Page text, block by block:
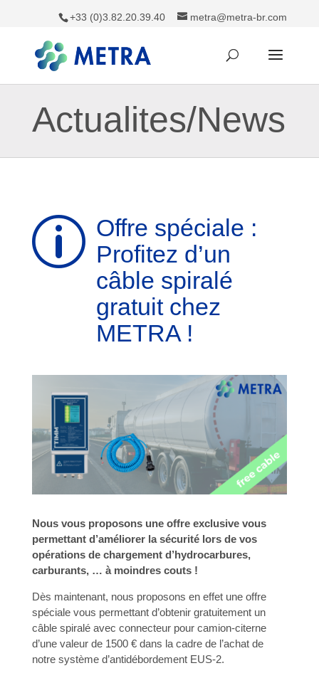
+33 (0)3.82.20.39.40 metra@metra-br.com
Actualites/News
p Offre spéciale :
Profitez d’un
câble spiralé
gratuit chez
METRA !
Nous vous proposons une offre exclusive vous
permettant d’améliorer la sécurité lors de vos
opérations de chargement d’hydrocarbures,
carburants, … à moindres couts !
Dès maintenant, nous proposons en effet une offre
spéciale vous permettant d’obtenir gratuitement un
câble spiralé avec connecteur pour camion-citerne
d’une valeur de 1500 € dans la cadre de l’achat de
notre système d’antidébordement EUS-2.